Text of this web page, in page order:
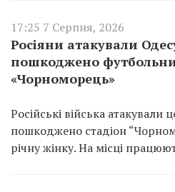
17:25 7 Серпня, 2026
Росіяни атакували
пошкоджено
«Чорноморець»
Російські війська атакували
пошкоджено стадіон
річну жінку. На місці